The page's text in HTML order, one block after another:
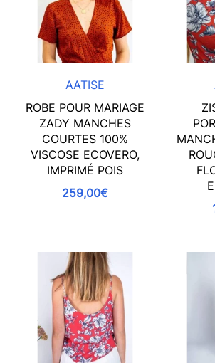
AATISE
ROBE POUR MARIAGE
ZADY MANCHES
COURTES 100%
VISCOSE ECOVERO,
IMPRIMÉ POIS
259,00€